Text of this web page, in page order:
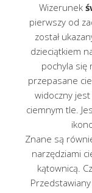
Wizerunek
pierwszy od
został
dzieciątkiem
pochyla się
przepasane
widoczny
ciemnym tle.
Znane są
narzędziami
kątownicą.